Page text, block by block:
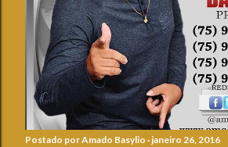
Postado porAmado Basylio janeiro 26, 2016